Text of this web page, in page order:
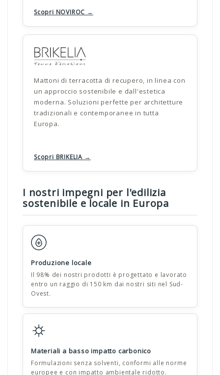
Scopri NOVIROC →
Mattoni di terracotta di recupero, in linea con
un approccio sostenibile e dall'estetica
moderna. Soluzioni perfette per architetture
tradizionali e contemporanee in tutta
Europa.
Scopri BRIKELIA →
I nostri impegni per l'edilizia
sostenibile e locale in Europa
Produzione locale
Il 98% dei nostri prodotti è progettato e lavorato
entro un raggio di 150 km dai nostri siti nel Sud-
Ovest.
Materiali a basso impatto carbonico
Formulazioni senza solventi, conformi alle norme
europee e con impatto ambientale ridotto.